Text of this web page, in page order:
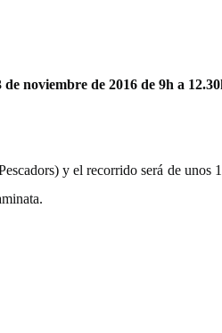
de noviembre de 2016 de 9h a
y el recorrido será de